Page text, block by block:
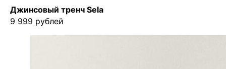
Джинсовый тренч Sela
9 999 рублей